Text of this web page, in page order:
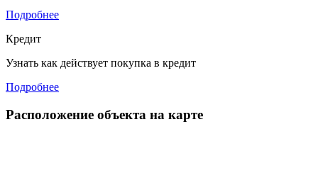
Подробнее
Кредит
Узнать как действует покупка в кредит
Подробнее
Расположение объекта на карте